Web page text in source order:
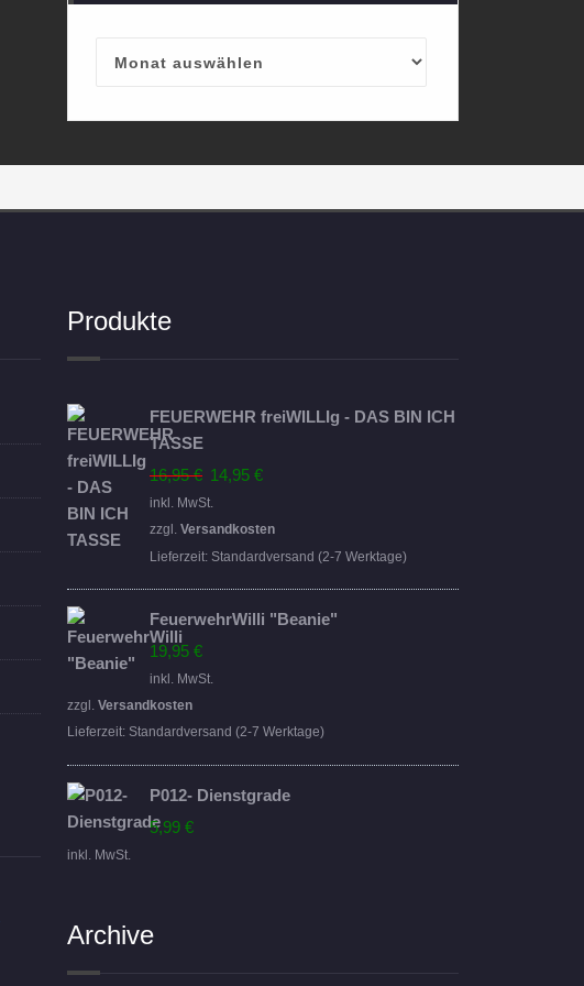
Produkte
FEUERWEHR freiWILLIg - DAS BIN ICH
TASSE
16,95€ Ursprünglicher
Preis
war:
16,95 €
14,95 €
ist:
14,95 €.
inkl. MwSt.
zzgl. Versandkosten
Lieferzeit: Standardversand (2-7 Werktage)
FeuerwehrWilli "Beanie"
19,95 €
inkl. MwSt.
zzgl. Versandkosten
Lieferzeit: Standardversand (2-7 Werktage)
P012- Dienstgrade
5,99 €
inkl. MwSt.
Archive